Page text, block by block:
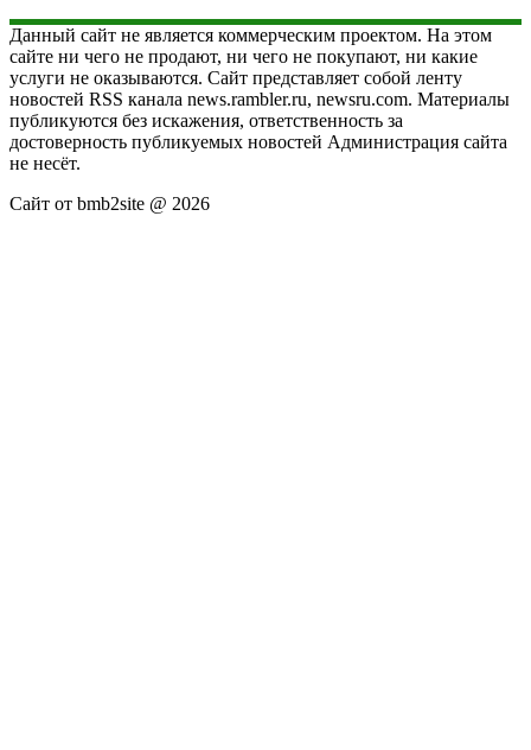
Данный сайт не является коммерческим проектом. На этом
сайте ни чего не продают, ни чего не покупают, ни какие
услуги не оказываются. Сайт представляет собой ленту
новостей RSS канала news.rambler.ru, newsru.com. Материалы
публикуются без искажения, ответственность за
достоверность публикуемых новостей Администрация сайта
не несёт.
Сайт от bmb2site @ 2026